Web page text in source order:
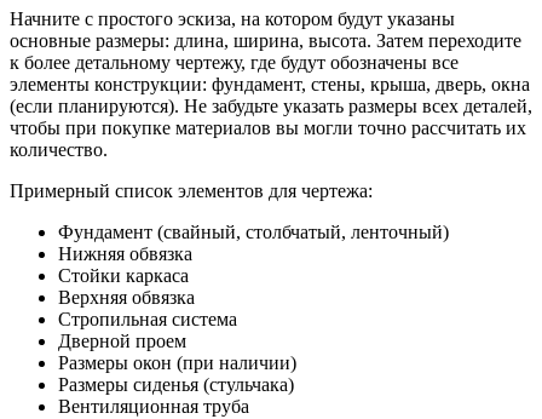
Начните с простого эскиза, на котором будут указаны
основные размеры: длина, ширина, высота. Затем переходите
к более детальному чертежу, где будут обозначены все
элементы конструкции: фундамент, стены, крыша, дверь, окна
(если планируются). Не забудьте указать размеры всех деталей,
чтобы при покупке материалов вы могли точно рассчитать их
количество.
Примерный список элементов для чертежа:
Фундамент (свайный, столбчатый, ленточный)
Нижняя обвязка
Стойки каркаса
Верхняя обвязка
Стропильная система
Дверной проем
Размеры окон (при наличии)
Размеры сиденья (стульчака)
Вентиляционная труба